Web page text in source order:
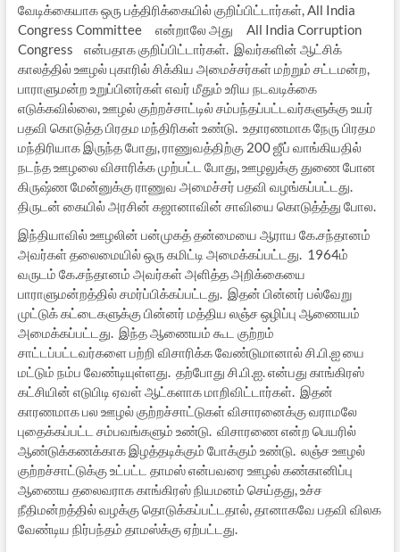
வேடிக்கையாக ஒரு பத்திரிக்கையில் குறிப்பிட்டார்கள், All India
Congress Committee என்றாலே அது All India Corruption
Congress என்பதாக குறிப்பிட்டார்கள். இவர்களின் ஆட்சிக்
காலத்தில் ஊழல் புகாரில் சிக்கிய அமைச்சர்கள் மற்றும் சட்டமன்ற,
பாராளுமன்ற உறுப்பினர்கள் எவர் மீதும் உரிய நடவடிக்கை
எடுக்கவில்லை, ஊழல் குற்றச்சாட்டில் சம்பந்தப்பட்டவர்களுக்கு உயர்
பதவி கொடுத்த பிரதம மந்திரிகள் உண்டு. உதாரணமாக நேரு பிரதம
மந்திரியாக இருந்த போது, ராணுவத்திற்கு 200 ஜீப் வாங்கியதில்
நடந்த ஊழலை விசாரிக்க முற்பட்ட போது, ஊழலுக்கு துணை போன
கிருஷ்ண மேன்னுக்கு ராணுவ அமைச்சர் பதவி வழங்கப்பட்டது.
திருடன் கையில் அரசின் கஜானாவின் சாவியை கொடுத்த்து போல.
இந்தியாவில் ஊழலின் பன்முகத் தன்மையை ஆராய கே.சந்தானம்
அவர்கள் தலைமையில் ஒரு கமிட்டி அமைக்கப்பட்டது. 1964ம்
வருடம் கே.சந்தானம் அவர்கள் அளித்த அறிக்கையை
பாராளுமன்றத்தில் சமர்ப்பிக்கப்பட்டது. இதன் பின்னர் பல்வேறு
முட்டுக் கட்டைகளுக்கு பின்னர் மத்திய லஞ்ச ஒழிப்பு ஆணையம்
அமைக்கப்பட்டது. இந்த ஆணையம் கூட குற்றம்
சாட்டப்பட்டவர்களை பற்றி விசாரிக்க வேண்டுமானால் சி.பி.ஐ யை
மட்டும் நம்ப வேண்டியுள்ளது. தற்போது சி.பி.ஐ. என்பது காங்கிரஸ்
கட்சியின் எடுபிடி ஏவள் ஆட்களாக மாறிவிட்டார்கள். இதன்
காரணமாக பல ஊழல் குற்றச்சாட்டுகள் விசாரனைக்கு வராமலே
புதைக்கப்பட்ட சம்பவங்களும் உண்டு. விசாரணை என்ற பெயரில்
ஆண்டுக்கணக்காக இழத்தடிக்கும் போக்கும் உண்டு. லஞ்ச ஊழல்
குற்றச்சாட்டுக்கு உட்பட்ட தாமஸ் என்பவரை ஊழல் கண்கானிப்பு
ஆணைய தலைவராக காங்கிரஸ் நியமனம் செய்தது, உச்ச
நீதிமன்றத்தில் வழக்கு தொடுக்கப்பட்டதால், தானாகவே பதவி விலக
வேண்டிய நிர்பந்தம் தாமஸ்க்கு ஏற்பட்டது.